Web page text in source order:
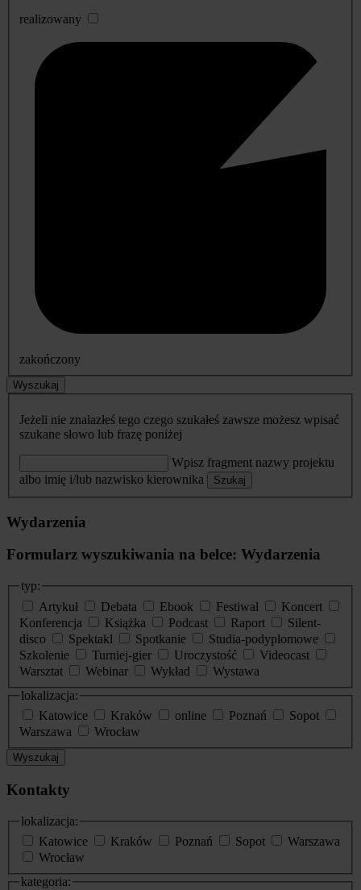
realizowany
zakończony
Wyszukaj
Jeżeli nie znalazłeś tego czego szukałeś zawsze możesz wpisać
szukane słowo lub frazę poniżej
Wpisz fragment nazwy projektu
albo imię i/lub nazwisko kierownika
Szukaj
Wydarzenia
Formularz wyszukiwania na belce: Wydarzenia
typ:
Artykuł
Debata Ebook Festiwal
Koncert
Konferencja
Książka Podcast Raport
Silent-
disco
Spektakl Spotkanie
Studia-podyplomowe
Szkolenie
Turniej-gier Uroczystość
Videocast
Warsztat
Webinar Wykład
Wystawa
lokalizacja:
Katowice
Kraków online Poznań
Sopot
Warszawa
Wrocław
Wyszukaj
Kontakty
lokalizacja:
Katowice
Kraków Poznań Sopot
Warszawa
Wrocław
kategoria: